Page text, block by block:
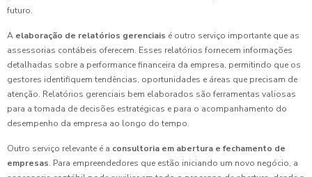
futuro.
A elaboração de relatórios gerenciais é outro serviço importante que as
assessorias contábeis oferecem. Esses relatórios fornecem informações
detalhadas sobre a performance financeira da empresa, permitindo que os
gestores identifiquem tendências, oportunidades e áreas que precisam de
atenção. Relatórios gerenciais bem elaborados são ferramentas valiosas
para a tomada de decisões estratégicas e para o acompanhamento do
desempenho da empresa ao longo do tempo.
Outro serviço relevante é a consultoria em abertura e fechamento de
empresas. Para empreendedores que estão iniciando um novo negócio, a